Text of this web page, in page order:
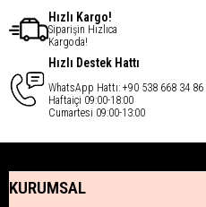
Hızlı Kargo!
Siparişin Hızlıca
Kargoda!
Hızlı Destek Hattı
WhatsApp Hattı: +90 538 668 34 86
Haftaiçi 09:00-18:00
Cumartesi 09:00-13:00
KURUMSAL